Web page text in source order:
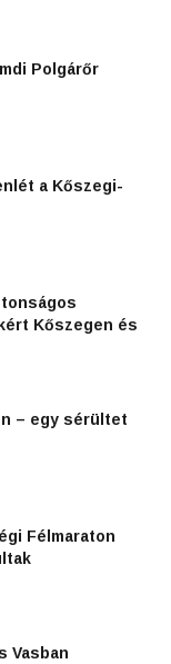
Polgárőr
a Kőszegi-
Kőszegen és
– egy sérültet
Félmaraton
Vasban